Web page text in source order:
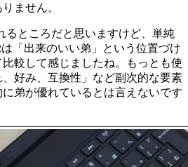
ません。
るところだと思いますけど、単純
は「出来のいい弟」という位置づけ
較して感じましたね。もっとも使
好み、互換性」など副次的な要素
弟が優れているとは言えないです